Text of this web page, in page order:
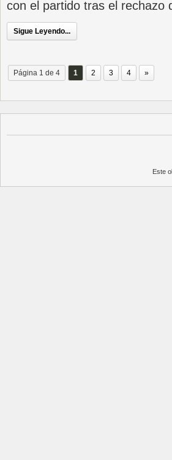
con el partido tras el rechazo
Sigue Leyendo...
Página 1 de 4 1 2 3 4 »
Este